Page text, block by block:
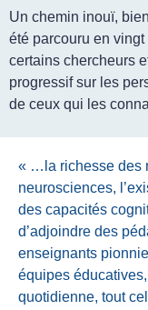
Un chemin inouï,
été parcouru en
certains chercheurs
progressif sur les
de ceux qui les
« … la richesse
neurosciences,
des capacités
d’adjoindre des
enseignants
équipes
quotidienne, tout